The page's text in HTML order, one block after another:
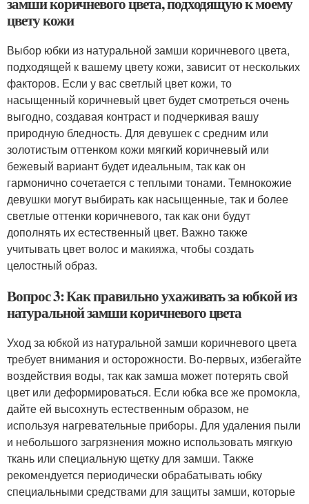
цвету кожи
Выбор юбки из натуральной замши коричневого цвета,
подходящей к вашему цвету кожи, зависит от нескольких
факторов. Если у вас светлый цвет кожи, то
насыщенный коричневый цвет будет смотреться очень
выгодно, создавая контраст и подчеркивая вашу
природную бледность. Для девушек с средним или
золотистым оттенком кожи мягкий коричневый или
бежевый вариант будет идеальным, так как он
гармонично сочетается с теплыми тонами. Темнокожие
девушки могут выбирать как насыщенные, так и более
светлые оттенки коричневого, так как они будут
дополнять их естественный цвет. Важно также
учитывать цвет волос и макияжа, чтобы создать
целостный образ.
Вопрос 3: Как правильно ухаживать за юбкой из
натуральной замши коричневого цвета
Уход за юбкой из натуральной замши коричневого цвета
требует внимания и осторожности. Во-первых, избегайте
воздействия воды, так как замша может потерять свой
цвет или деформироваться. Если юбка все же промокла,
дайте ей высохнуть естественным образом, не
используя нагревательные приборы. Для удаления пыли
и небольшого загрязнения можно использовать мягкую
ткань или специальную щетку для замши. Также
рекомендуется периодически обрабатывать юбку
специальными средствами для защиты замши, которые